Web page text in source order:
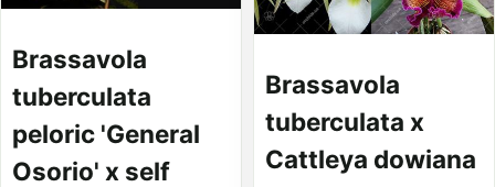
Brassavola
tuberculata
peloric 'General
Osorio' x self
Brassavola
tuberculata x
Cattleya dowiana